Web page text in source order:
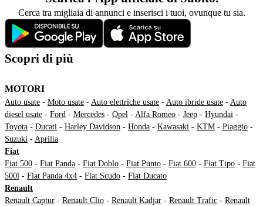
Cerca tra migliaia di annunci e inserisci i tuoi, ovunque tu sia.
Scopri di più
MOTORI
Auto usate - Moto usate - Auto elettriche usate - Auto ibride usate - Auto
diesel usate - Ford - Mercedes - Opel - Alfa Romeo - Jeep - Hyundai -
Toyota - Ducati - Harley Davidson - Honda - Kawasaki - KTM - Piaggio -
Suzuki - Aprilia
Fiat
Fiat 500 - Fiat Panda - Fiat Doblo - Fiat Punto - Fiat 600 - Fiat Tipo - Fiat
500l - Fiat Panda 4x4 - Fiat Scudo - Fiat Ducato
Renault
Renault Captur - Renault Clio - Renault Kadjar - Renault Trafic - Renault